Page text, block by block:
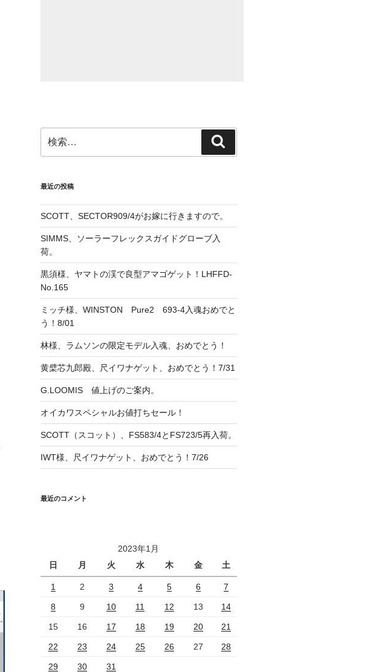
索:
索
最近の投稿
SCOTT、SECTOR909/4がお嫁に行きますので。
SIMMS、ソーラーフレックスガイドグローブ入
荷。
黒須様、ヤマトの渓で良型アマゴゲット！LHFFD-
No.165
ミッチ様、WINSTON Pure2 693-4入魂おめでと
う！8/01
林様、ラムソンの限定モデル入魂、おめでとう！
黄檗芯九郎殿、尺イワナゲット、おめでとう！7/31
G.LOOMIS 値上げのご案内。
オイカワスペシャルお値打ちセール！
SCOTT（スコット）、FS583/4とFS723/5再入荷。
IWT様、尺イワナゲット、おめでとう！7/26
最近のコメント
2023年1月
日
月 火 水 木 金 土
1 2 3 4 5 6 7
8 9 10 11 12 13 14
15 16 17 18 19 20 21
22 23 24 25 26 27 28
29 30 31